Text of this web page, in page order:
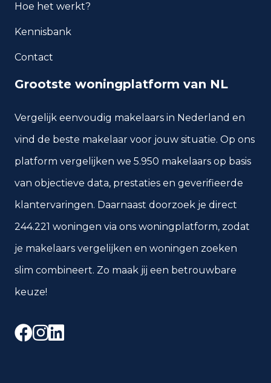
Hoe het werkt?
Kennisbank
Contact
Grootste woningplatform van NL
Vergelijk eenvoudig makelaars in Nederland en
vind de beste makelaar voor jouw situatie. Op ons
platform vergelijken we 5.950 makelaars op basis
van objectieve data, prestaties en geverifieerde
klantervaringen. Daarnaast doorzoek je direct
244.221 woningen via ons woningplatform, zodat
je makelaars vergelijken en woningen zoeken
slim combineert. Zo maak jij een betrouwbare
keuze!
Facebook
Instagram
LinkedIn